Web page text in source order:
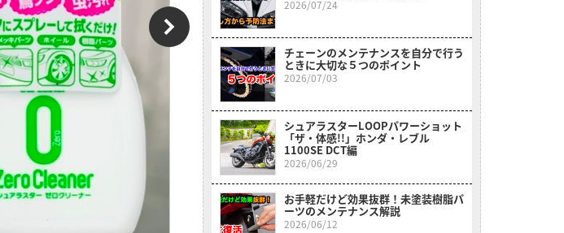
2026/07/24
チェーンのメンテナンスを自分で行う
ときに大切な５つのポイント
2026/07/03
シュアラスターLOOPパワーショット
「ザ・体感!!」ホンダ・レブル
1100SE DCT編
2026/06/29
お手軽だけど効果抜群！未塗装樹脂パ
ーツのメンテナンス解説
2026/06/12